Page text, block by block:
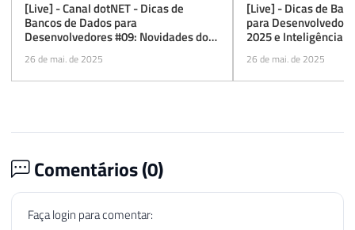
[Live] - Canal dotNET - Dicas de
Bancos de Dados para
Desenvolvedores #09: Novidades do
SQL Server 2025
26 de mai. de 2025
[Live] - Dicas de
para
2025 e Inteligência
edição
26 de mai. de 2025
Comentários (0)
Faça login para comentar: